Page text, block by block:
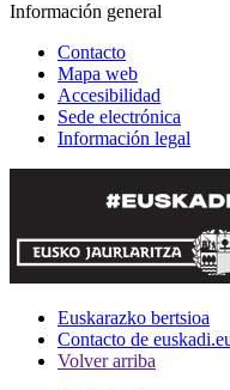
Información general
Contacto
Mapa web
Accesibilidad
Sede electrónica
Información legal
Euskarazko bertsioa
Contacto de
Volver arriba